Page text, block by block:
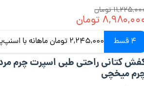
تومان
تومان
4 قسط 2,245,000 تومان ماهانه با اسنپ‌پی (بدون کارمزد)
میخچی